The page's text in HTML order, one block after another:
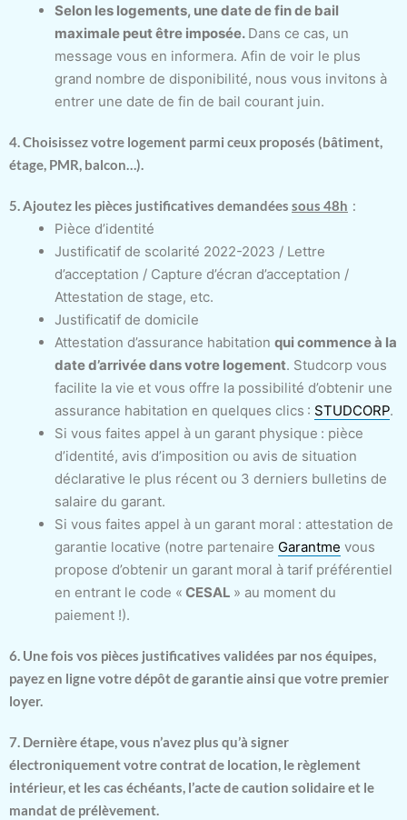
Selon les logements, une date de fin de bail
maximale peut être imposée. Dans ce cas, un
message vous en informera. Afin de voir le plus
grand nombre de disponibilité, nous vous invitons à
entrer une date de fin de bail courant juin.
4. Choisissez votre logement parmi ceux proposés (bâtiment,
étage, PMR, balcon…).
5. Ajoutez les pièces justificatives demandées sous 48h :
Pièce d’identité
Justificatif de scolarité 2022-2023 / Lettre
d’acceptation / Capture d’écran d’acceptation /
Attestation de stage, etc.
Justificatif de domicile
Attestation d’assurance habitation qui commence à la
date d’arrivée dans votre logement. Studcorp vous
facilite la vie et vous offre la possibilité d’obtenir une
assurance habitation en quelques clics : STUDCORP.
Si vous faites appel à un garant physique : pièce
d’identité, avis d’imposition ou avis de situation
déclarative le plus récent ou 3 derniers bulletins de
salaire du garant.
Si vous faites appel à un garant moral : attestation de
garantie locative (notre partenaire Garantme vous
propose d’obtenir un garant moral à tarif préférentiel
en entrant le code « CESAL » au moment du
paiement !).
6. Une fois vos pièces justificatives validées par nos équipes,
payez en ligne votre dépôt de garantie ainsi que votre premier
loyer.
7. Dernière étape, vous n’avez plus qu’à signer
électroniquement votre contrat de location, le règlement
intérieur, et les cas échéants, l’acte de caution solidaire et le
mandat de prélèvement.